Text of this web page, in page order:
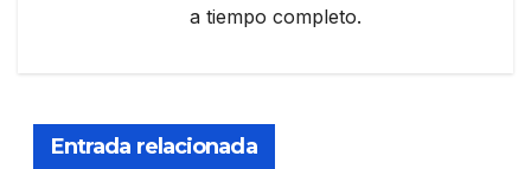
a tiempo completo.
Entrada relacionada